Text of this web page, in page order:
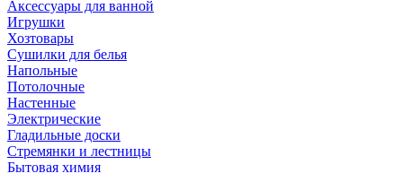
Аксессуары для ванной
Игрушки
Хозтовары
Сушилки для белья
Напольные
Потолочные
Настенные
Электрические
Гладильные доски
Стремянки и лестницы
Бытовая химия